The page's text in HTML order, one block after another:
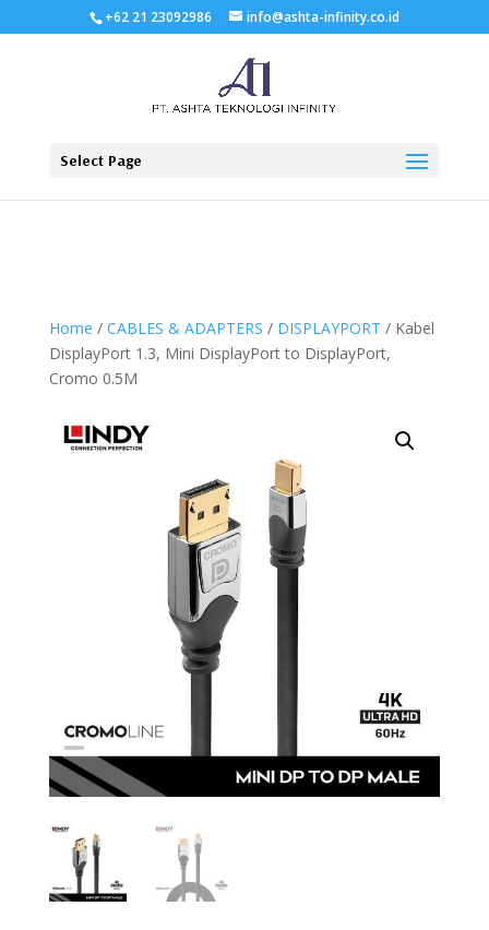
+62 21 23092986 info@ashta-infinity.co.id
Select Page
Home / CABLES & ADAPTERS / DISPLAYPORT / Kabel
DisplayPort 1.3, Mini DisplayPort to DisplayPort,
Cromo 0.5M